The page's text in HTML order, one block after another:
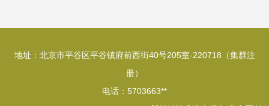
地址：北京市平谷区平谷镇府前西街40号205室-220718（集群注
册）
电话：5703663**